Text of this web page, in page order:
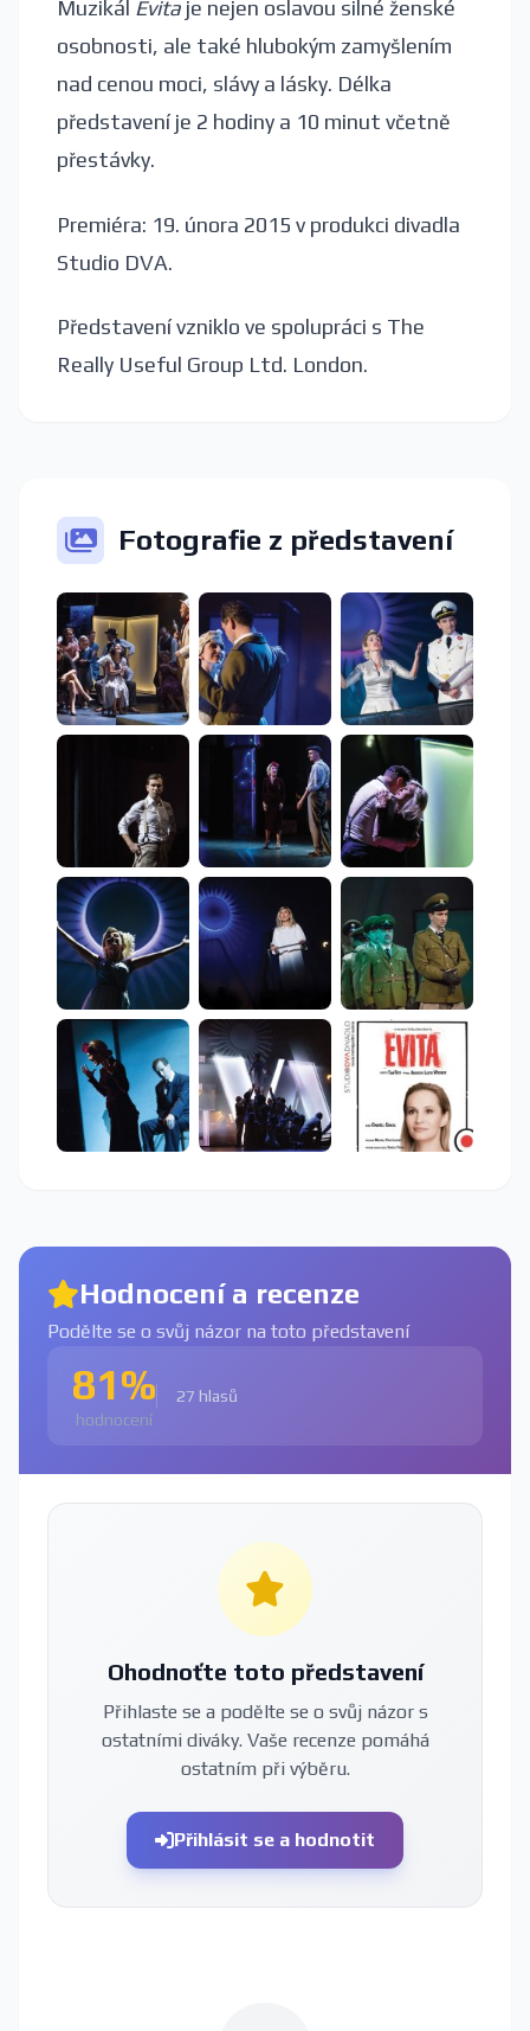
Muzikál Evita je nejen oslavou silné ženské
osobnosti, ale také hlubokým zamyšlením
nad cenou moci, slávy a lásky. Délka
představení je 2 hodiny a 10 minut včetně
přestávky.
Premiéra: 19. února 2015 v produkci divadla
Studio DVA.
Představení vzniklo ve spolupráci s The
Really Useful Group Ltd. London.
Fotografie z představení
Hodnocení a recenze
Podělte se o svůj názor na toto představení
81%
hodnocení
27 hlasů
Ohodnoťte toto představení
Přihlaste se a podělte se o svůj názor s
ostatními diváky. Vaše recenze pomáhá
ostatním při výběru.
Přihlásit se a hodnotit